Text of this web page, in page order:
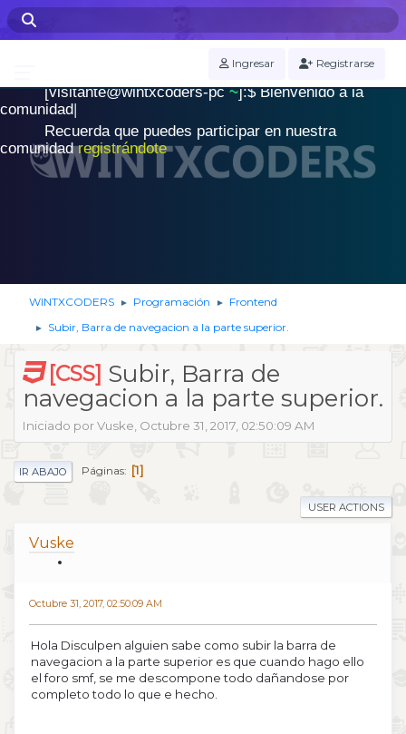
Ingresar Registrarse
WINTXCODERS Terminal
[visitante@wintxcoders-pc~]:$ .
Bienvenido a la
comunidad|
Recuerda que puedes participar en nuestra
comunidadregistrándote
WINTXCODERS ► Programación ► Frontend
► Subir, Barra de navegacion a la parte superior.
[CSS] Subir, Barra de
navegacion a la parte superior.
Iniciado por Vuske, Octubre 31, 2017, 02:50:09 AM
IR ABAJO Páginas 1
USER ACTIONS
Vuske
Octubre 31, 2017, 02:50:09 AM
Hola Disculpen alguien sabe como subir la barra de
navegacion a la parte superior es que cuando hago ello
el foro smf, se me descompone todo dañandose por
completo todo lo que e hecho.